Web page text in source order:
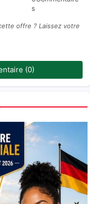
s
offre ? Laissez votre
(0)